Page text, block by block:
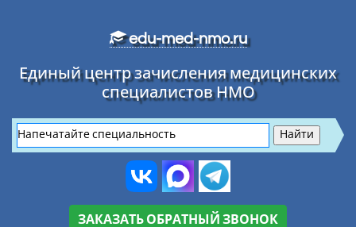
edu-med-nmo.ru
Единый центр зачисления медицинских
специалистов НМО
ЗАКАЗАТЬ ОБРАТНЫЙ ЗВОНОК